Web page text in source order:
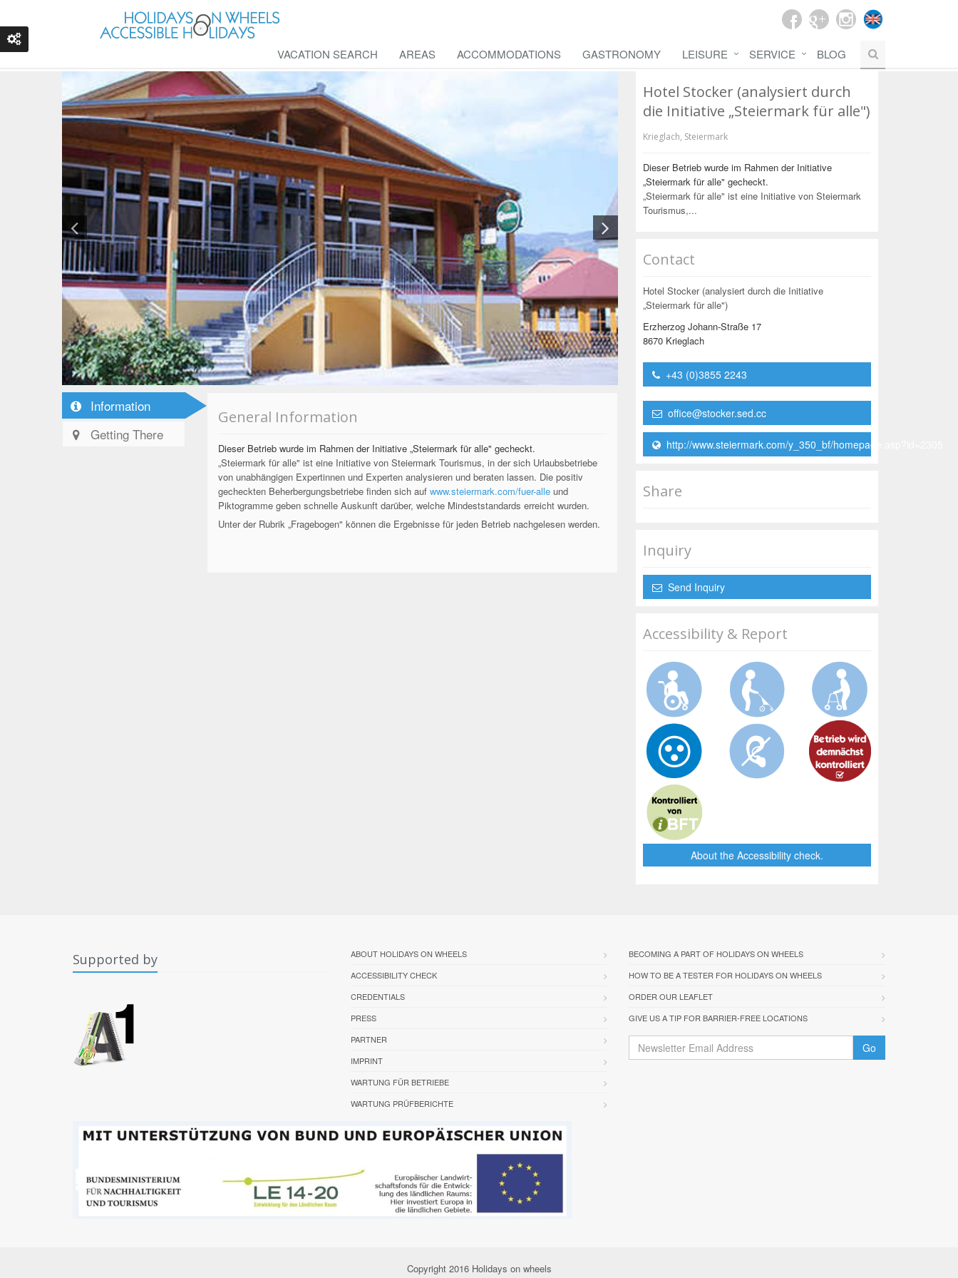
Information
Getting There
General Information
Dieser Betrieb wurde im Rahmen der Initiative „Steiermark für alle" gecheckt.
„Steiermark für alle" ist eine Initiative von Steiermark Tourismus, in der sich Urlaubsbetriebe
von unabhängigen Expertinnen und Experten analysieren und beraten lassen. Die positiv
gecheckten Beherbergungsbetriebe finden sich auf www.steiermark.com/fuer-alleund
Piktogramme geben schnelle Auskunft darüber, welche Mindeststandards erreicht wurden.
Unter der Rubrik „Fragebogen" können die Ergebnisse für jeden Betrieb nachgelesen werden.
Hotel Stocker (analysiert durch
die Initiative „Steiermark für alle")
Krieglach, Steiermark
Dieser Betrieb wurde im Rahmen der Initiative
„Steiermark für alle" gecheckt.
„Steiermark für alle" ist eine Initiative von Steiermark
Tourismus,...
Contact
Hotel Stocker (analysiert durch die Initiative
„Steiermark für alle")
Erzherzog Johann-Straße 17
8670 Krieglach
+43 (0)3855 2243
office@stocker.sed.cc
http://www.steiermark.com/y_350_bf/homepage.asp?id=2305
Share
Inquiry
Send Inquiry
Accessibility & Report
About the Accessibility check.
VACATION SEARCH AREAS ACCOMMODATIONS GASTRONOMY LEISURE SERVICE BLOG
Supported by
ABOUT HOLIDAYS ON WHEELS
ACCESSIBILITY CHECK
CREDENTIALS
PRESS
PARTNER
IMPRINT
WARTUNG FÜR BETRIEBE
WARTUNG PRÜFBERICHTE
BECOMING A PART OF HOLIDAYS ON WHEELS
HOW TO BE A TESTER FOR HOLIDAYS ON WHEELS
ORDER OUR LEAFLET
GIVE US A TIP FOR BARRIER-FREE LOCATIONS
Go
Copyright 2016 Holidays on wheels